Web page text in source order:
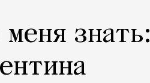
знать: